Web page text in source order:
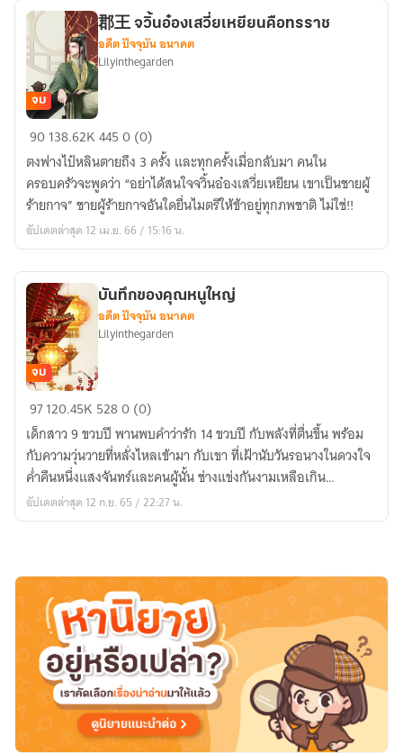
郡
จ
วิ้
นอ๋
อง
วี่ย
เห
ยี
ยน
คือ
ทรราช
จบ
郡王 จวิ้นอ๋องเสวี่ยเหยียนคือทรราช
อดีต ปัจจุบัน อนาคต
Lilyinthegarden
90138.62K4450 (0)
ตงฟางไป๋หลินตายถึง 3 ครั้ง และทุกครั้งเมื่อกลับมา คนใน
ครอบครัวจะพูดว่า “อย่าได้สนใจจวิ้นอ๋องเสวี่ยเหยียน เขาเป็นชายผู้
ร้ายกาจ” ชายผู้ร้ายกาจอันใดยื่นไมตรีให้ข้าอยู่ทุกภพชาติ ไม่ใช่!!
อัปเดตล่าสุด 12 เม.ย. 66 / 15:16 น.
บันทึก
ของ
คุณ
หนู
ใหญ่
จบ
บันทึกของคุณหนูใหญ่
อดีต ปัจจุบัน อนาคต
Lilyinthegarden
97120.45K 5280 (0)
เด็กสาว 9 ขวบปี พานพบคำว่ารัก 14 ขวบปี กับพลังที่ตื่นขึ้น พร้อม
กับความวุ่นวายที่หลั่งไหลเข้ามา กับเขา ที่เฝ้านับวันรอนางในดวงใจ
ค่ำคืนหนึ่งแสงจันทร์และคนผู้นั้น ช่างแข่งกันงามเหลือเกิน…
อัปเดตล่าสุด 12 ก.ย. 65 / 22:27 น.